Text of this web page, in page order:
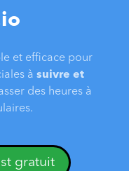
et efficace pour
à suivre et
des heures à
gratuit